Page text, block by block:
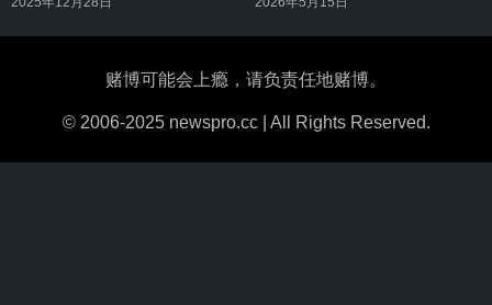
赌博可能会上瘾，请负责任地赌博。
© 2006-2025 newspro.cc | All Rights Reserved.